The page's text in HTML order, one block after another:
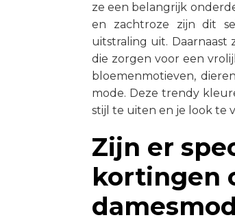
ze een belangrijk
en zachtroze zijn dit
uitstraling uit.
die zorgen voor een
bloemenmotieven,
mode. Deze trendy
stijl te uiten en je look te
Zijn er
kortingen